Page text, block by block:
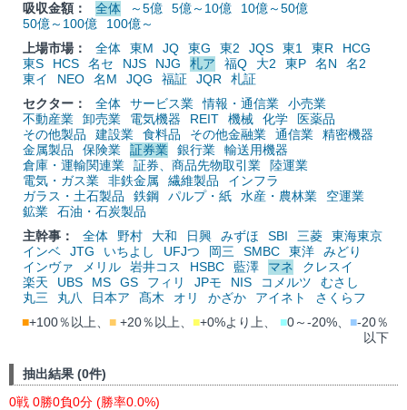
吸収金額：
全体 ～5億 5億～10億
10億～50億
50億～100億
100億～
上場市場：
全体 東M JQ 東G 東2 JQS 東1 東R
HCG
東S
HCS 名セ NJS NJG 札ア 福Q 大2 東P 名N
名2
東イ
NEO 名M JQG 福証 JQR
札証
セクター：
全体 サービス業 情報・通信業
小売業
不動産業
卸売業 電気機器 REIT 機械 化学
医薬品
その他製品
建設業 食料品 その他金融業 通信業
精密機器
金属製品
保険業 証券業 銀行業
輸送用機器
倉庫・運輸関連業
証券、商品先物取引業
陸運業
電気・ガス業
非鉄金属 繊維製品
インフラ
ガラス・土石製品
鉄鋼 パルプ・紙 水産・農林業
空運業
鉱業
石油・石炭製品
主幹事：
全体 野村 大和 日興 みずほ SBI 三菱
東海東京
インベ
JTG いちよし UFJつ 岡三 SMBC 東洋
みどり
インヴァ
メリル 岩井コス HSBC 藍澤 マネ
クレスイ
楽天
UBS MS GS フィリ JPモ NIS コメルツ
むさし
丸三
丸八 日本ア 髙木 オリ かざか アイネト
さくらフ
■+100％以上、 ■ +20％以上、 ■+0%より上、 ■0～-20%、 ■-20％
以下
抽出結果 (0件)
0戦 0勝0負0分 (勝率0.0%)